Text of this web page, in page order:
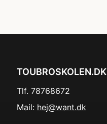
TOUBROSKOLEN.DK
Tlf. 78768672
Mail: hej@want.dk